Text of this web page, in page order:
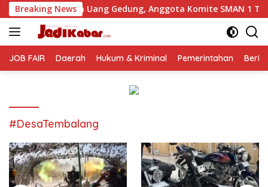
Langsung
ke
konten
Breaking News
Gedung, Anggota Komite SMAN 1 Tumpang ,Ketua
JOB FAIR Daerah Hukum & Kriminal Pemerintahan
#DesaTembalang